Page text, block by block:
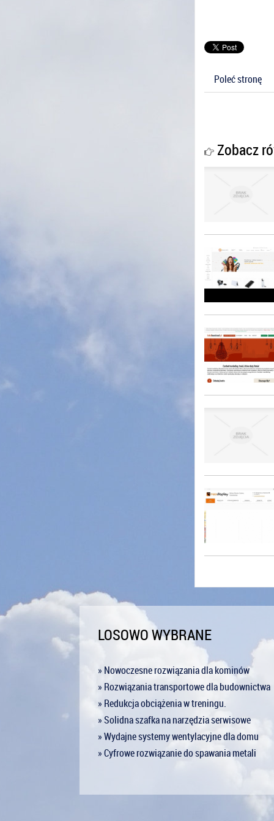
Poleć stronę
Zobacz
LOSOWO WYBRANE
» Nowoczesne rozwiązania dla kominów
» Rozwiązania transportowe dla budownictwa
» Redukcja obciążenia w treningu.
» Solidna szafka na narzędzia serwisowe
» Wydajne systemy wentylacyjne dla domu
» Cyfrowe rozwiązanie do spawania metali